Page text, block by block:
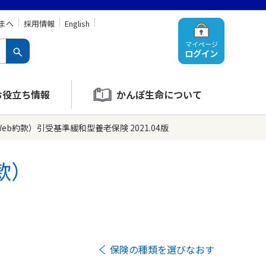
マイページ
ログイン
へ 採用情報 English
立ち情報 かんぽ生命について
約款）引受基準緩和型養老保険 2021.04版
保険の種類を選びなおす